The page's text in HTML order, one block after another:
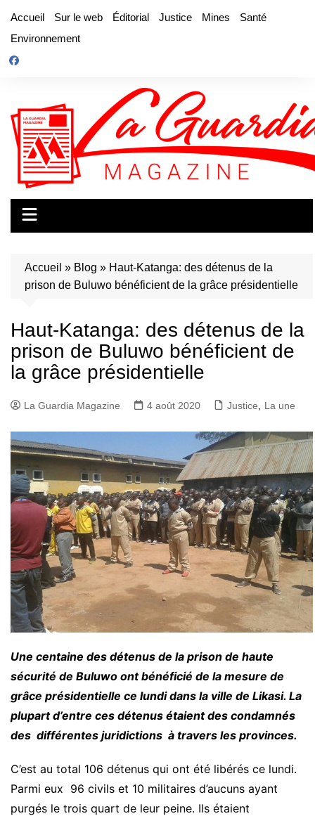
contenu
Accueil Sur le web Éditorial Justice Mines
Santé
Environnement
Accueil » Blog » Haut-Katanga: des détenus de la
prison de Buluwo bénéficient de la grâce présidentielle
Haut-Katanga: des détenus de la
prison de Buluwo bénéficient de
la grâce présidentielle
La Guardia Magazine 4 août 2020 Justice La une
Une centaine des détenus de la prison de haute
sécurité de Buluwo ont bénéficié de la mesure de
grâce présidentielle ce lundi dans la ville de Likasi. La
plupart d’entre ces détenus étaient des condamnés
des différentes juridictions à travers les provinces.
C’est au total 106 détenus qui ont été libérés ce lundi.
Parmi eux 96 civils et 10 militaires d’aucuns ayant
purgés le trois quart de leur peine. Ils étaient